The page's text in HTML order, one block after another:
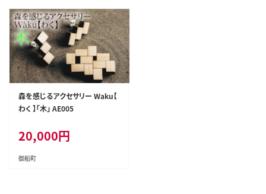
森を感じるアクセサリー Waku【
わく 】「木」 AE005
20,000円
御船町